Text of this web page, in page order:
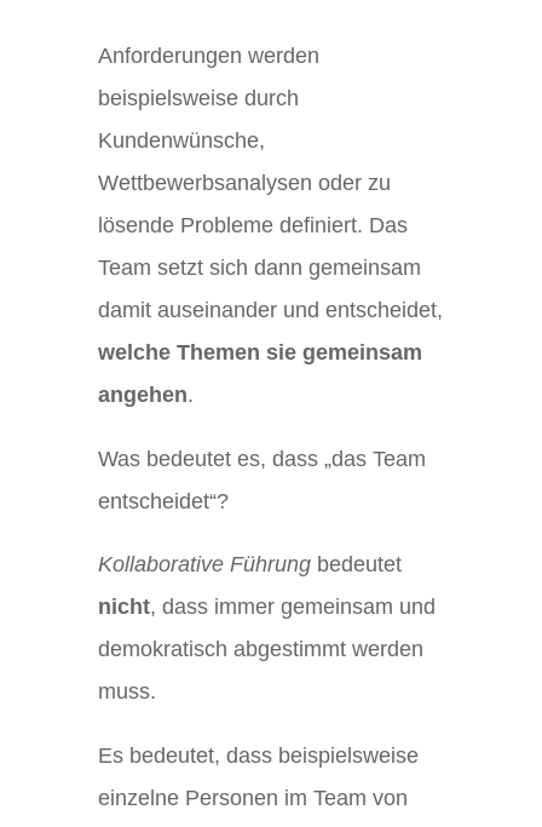
Anforderungen werden
beispielsweise durch
Kundenwünsche,
Wettbewerbsanalysen oder zu
lösende Probleme definiert. Das
Team setzt sich dann gemeinsam
damit auseinander und entscheidet,
welche Themen sie gemeinsam
angehen.
Was bedeutet es, dass „das Team
entscheidet“?
Kollaborative Führungbedeutet
nicht, dass immer gemeinsam und
demokratisch abgestimmt werden
muss.
Es bedeutet, dass beispielsweise
einzelne Personen im Team von